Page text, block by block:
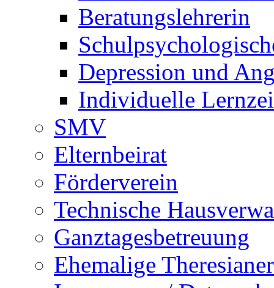
Beratungslehrerin
Depression und
Individuelle
SMV
Elternbeirat
Förderverein
Technische
Ganztagesbetreuung
Ehemalige Theresianer